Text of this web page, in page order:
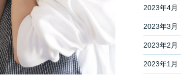
2023年4月
2023年3月
2023年2月
2023年1月